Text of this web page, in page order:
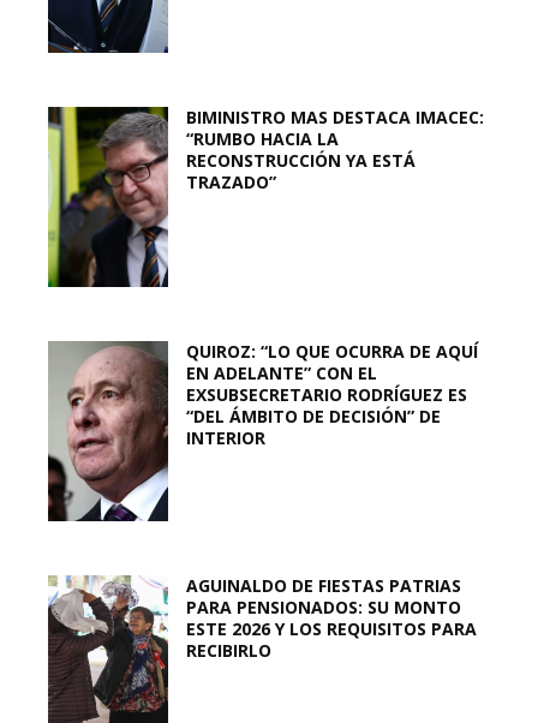
BIMINISTRO MAS DESTACA IMACEC:
“RUMBO HACIA LA
RECONSTRUCCIÓN YA ESTÁ
TRAZADO”
QUIROZ: “LO QUE OCURRA DE AQUÍ
EN ADELANTE” CON EL
EXSUBSECRETARIO RODRÍGUEZ ES
“DEL ÁMBITO DE DECISIÓN” DE
INTERIOR
AGUINALDO DE FIESTAS PATRIAS
PARA PENSIONADOS: SU MONTO
ESTE 2026 Y LOS REQUISITOS PARA
RECIBIRLO